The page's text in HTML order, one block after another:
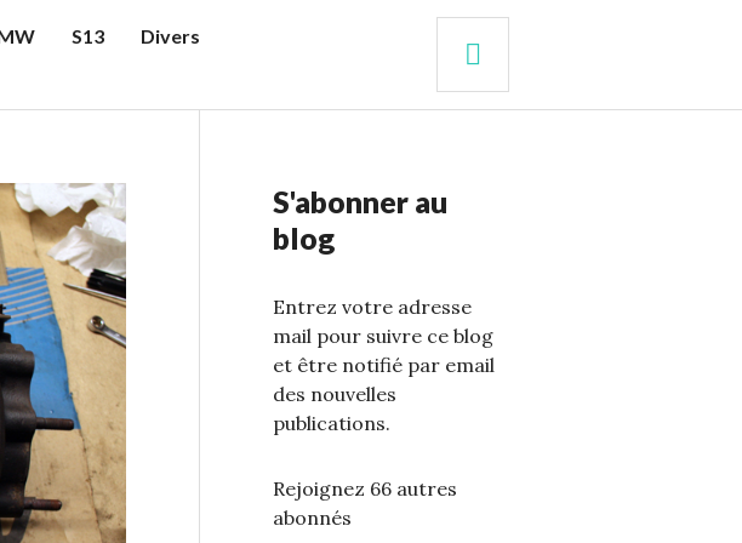
S13
Divers
S'abonner au
blog
Entrez votre adresse
mail pour suivre ce blog
et être notifié par email
des nouvelles
publications.
Rejoignez 66 autres
abonnés